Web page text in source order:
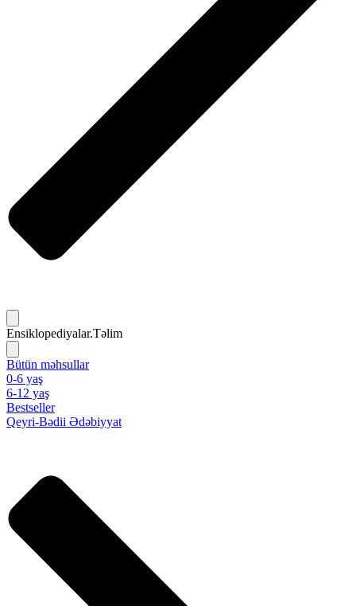
Ensiklopediyalar.Təlim
Bütün məhsullar
0-6 yaş
6-12 yaş
Bestseller
Qeyri-Bədii Ədəbiyyat